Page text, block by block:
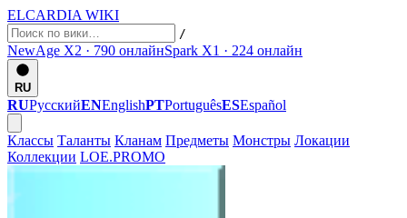
ELCARDIA WIKI
/
NewAge X2 · 790 онлайнSpark X1 · 224 онлайн
RU
RUРусскийENEnglishPTPortuguêsESEspañol
Классы Таланты Кланам Предметы Монстры Локации
Коллекции LOE.PROMO